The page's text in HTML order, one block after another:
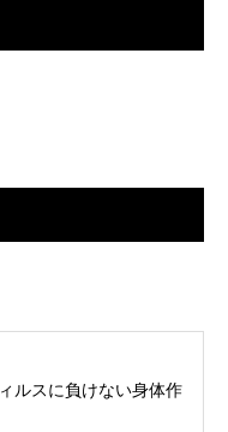
ルスに負けない身体作